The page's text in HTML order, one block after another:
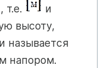
т.е.
и
высоту,
называется
напором.